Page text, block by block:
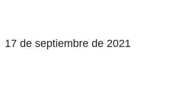
17 de septiembre de 2021